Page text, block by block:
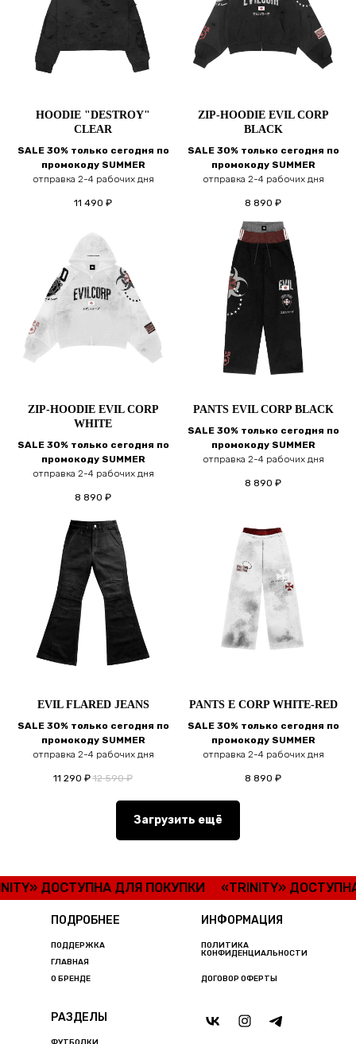
HOODIE "DESTROY"
CLEAR
SALE 30% только сегодня по
промокоду SUMMER
отправка 2-4 рабочих дня
11 490 ₽
ZIP-HOODIE EVIL CORP
BLACK
SALE 30% только сегодня по
промокоду SUMMER
отправка 2-4 рабочих дня
8 890 ₽
ZIP-HOODIE EVIL CORP
WHITE
SALE 30% только сегодня по
промокоду SUMMER
отправка 2-4 рабочих дня
8 890 ₽
PANTS EVIL CORP BLACK
SALE 30% только сегодня по
промокоду SUMMER
отправка 2-4 рабочих дня
8 890 ₽
EVIL FLARED JEANS
SALE 30% только сегодня по
промокоду SUMMER
отправка 2-4 рабочих дня
11 290 ₽ 12 590 ₽
PANTS E CORP WHITE-RED
SALE 30% только сегодня по
промокоду SUMMER
отправка 2-4 рабочих дня
8 890 ₽
Загрузить ещё
ДОСТУПНА ДЛЯ ПОКУПКИ «TRINITY» ДОСТУПНА
ПОДДЕРЖКА
ПОЛИТИКА
КОНФИДЕНЦИАЛЬНОСТИ
ПОДРОБНЕЕ
ГЛАВНАЯ
ДОГОВОР ОФЕРТЫ
О БРЕНДЕ
ИНФОРМАЦИЯ
РАЗДЕЛЫ